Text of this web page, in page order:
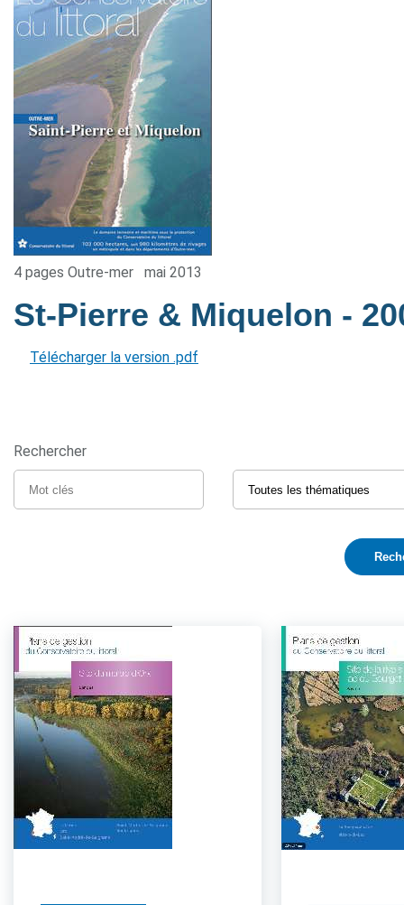
4 pages Outre-mer mai 2013
St-Pierre & Miquelon -
Télécharger la version .pdf
Rechercher